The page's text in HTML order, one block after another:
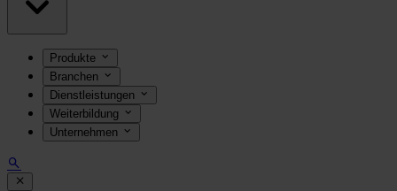
Produkte
Branchen
Dienstleistungen
Weiterbildung
Unternehmen